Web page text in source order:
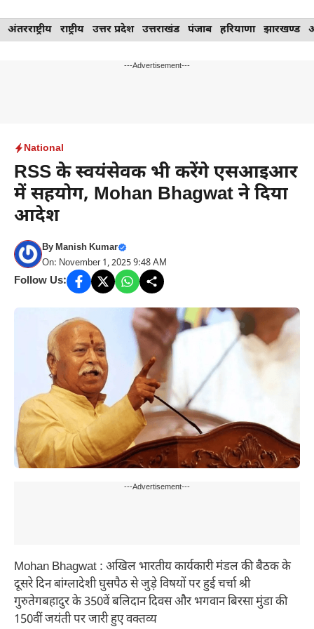
Skip
to
अंतरराष्ट्रीय राष्ट्रीय उत्तर प्रदेश उत्तराखंड पंजाब हरियाणा झारखण्ड
---Advertisement---
National
RSS के स्वयंसेवक भी करेंगे एसआइआर
में सहयोग, Mohan Bhagwat ने दिया
आदेश
ByManish Kumar
On: November 1, 2025 9:48 AM
Follow Us:
---Advertisement---
Mohan Bhagwat : अखिल भारतीय कार्यकारी मंडल की बैठक के
दूसरे दिन बांग्लादेशी घुसपैठ से जुड़े विषयों पर हुई चर्चा श्री
गुरुतेगबहादुर के 350वें बलिदान दिवस और भगवान बिरसा मुंडा की
150वीं जयंती पर जारी हुए वक्तव्य